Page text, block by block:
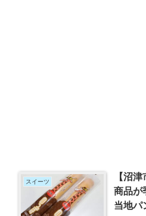
スイーツ
【沼
商品が
当地パ